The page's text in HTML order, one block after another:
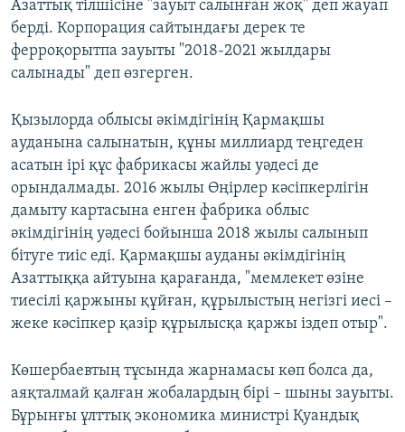
Азаттық тілшісіне "зауыт салынған жоқ" деп жауап
берді. Корпорация сайтындағы дерек те
ферроқорытпа зауыты "2018-2021 жылдары
салынады" деп өзгерген.
Қызылорда облысы әкімдігінің Қармақшы
ауданына салынатын, құны миллиард теңгеден
асатын ірі құс фабрикасы жайлы уәдесі де
орындалмады. 2016 жылы Өңірлер кәсіпкерлігін
дамыту картасына енген фабрика облыс
әкімдігінің уәдесі бойынша 2018 жылы салынып
бітуге тиіс еді. Қармақшы ауданы әкімдігінің
Азаттыққа айтуына қарағанда, "мемлекет өзіне
тиесілі қаржыны құйған, құрылыстың негізгі иесі –
жеке кәсіпкер қазір құрылысқа қаржы іздеп отыр".
Көшербаевтың тұсында жарнамасы көп болса да,
аяқталмай қалған жобалардың бірі – шыны зауыты.
Бұрынғы ұлттық экономика министрі Қуандық